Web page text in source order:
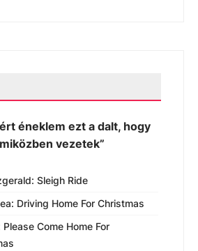
éneklem ezt a dalt, hogy
vezetek”
Sleigh Ride
Driving Home For Christmas
Please Come Home For